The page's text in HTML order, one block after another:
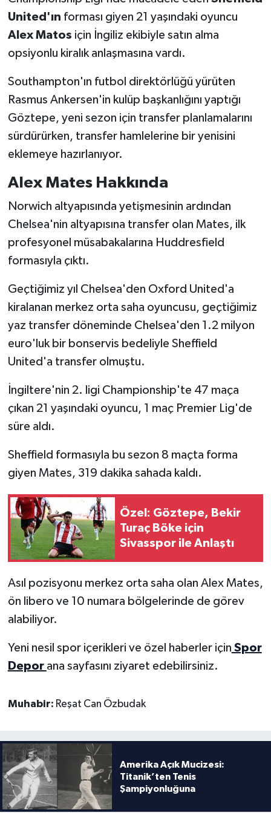
United'ın forması giyen 21 yaşındaki oyuncu
Alex Matos için İngiliz ekibiyle satın alma
opsiyonlu kiralık anlaşmasına vardı.
Southampton'ın futbol direktörlüğü yürüten
Rasmus Ankersen'in kulüp başkanlığını yaptığı
Göztepe, yeni sezon için transfer planlamalarını
sürdürürken, transfer hamlelerine bir yenisini
eklemeye hazırlanıyor.
Alex Mates Hakkında
Norwich altyapısında yetişmesinin ardından
Chelsea'nin altyapısına transfer olan Mates, ilk
profesyonel müsabakalarına Huddresfield
formasıyla çıktı.
Geçtiğimiz yıl Chelsea'den Oxford United'a
kiralanan merkez orta saha oyuncusu, geçtiğimiz
yaz transfer döneminde Chelsea'den 1.2 milyon
euro'luk bir bonservis bedeliyle Sheffield
United'a transfer olmuştu.
İngiltere'nin 2. ligi Championship'te 47 maça
çıkan 21 yaşındaki oyuncu, 1 maç Premier Lig'de
süre aldı.
Sheffield formasıyla bu sezon 8 maçta forma
giyen Mates, 319 dakika sahada kaldı.
Özel: Göztepe, Bekir
Turaç Böke için
Sivasspor ile Anlaştı
Asıl pozisyonu merkez orta saha olan Alex Mates,
ön libero ve 10 numara bölgelerinde de görev
alabiliyor.
Yeni nesil spor içerikleri ve özel haberler için Spor
Depor ana sayfasını ziyaret edebilirsiniz.
Muhabir: Reşat Can Özbudak
Amerika Açık Mucizesi:
Titanik’ten Tenis
Şampiyonluğuna
Türkiye Basketbol Ligi
Kadınlar Basketbol Ligi
Diğer Basketbol Ligleri
Formula 1
Atletizm
Hentbol
At Yarışı
Bisiklet
Güreş
Halter
Motor Sporları
Diğer Spor Dalları
Futbolcular